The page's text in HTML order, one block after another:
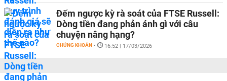
Đếm ngược kỳ rà soát của FTSE Russell:
Dòng tiền đang phản ánh gì với câu
chuyện nâng hạng?
CHỨNG KHOÁN - 16:52 | 17/03/2026